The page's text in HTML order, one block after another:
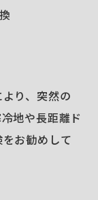
り、突然の
地や長距離ド
お勧めして